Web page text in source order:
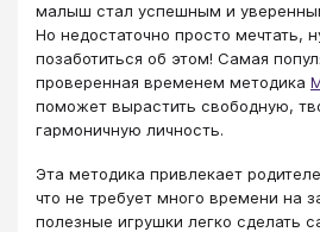
малыш стал успешным и
Но недостаточно просто мечтать,
позаботиться об этом! Самая
проверенная временем методика
поможет вырастить свободную,
гармоничную личность.
Эта методика привлекает
что не требует много времени на
полезные игрушки легко сделать